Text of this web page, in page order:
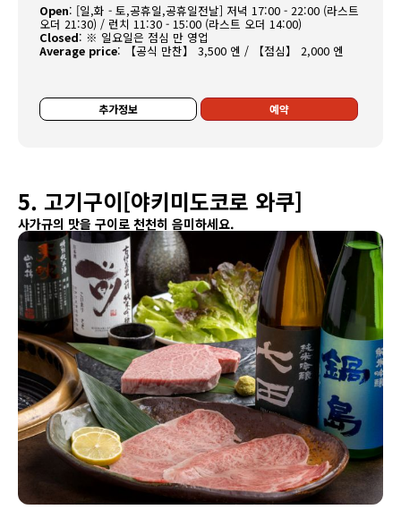
Open: [일,화 - 토,공휴일,공휴일전날] 저녁 17:00 - 22:00 (라스트
오더 21:30) / 런치 11:30 - 15:00 (라스트 오더 14:00)
Closed: ※ 일요일은 점심 만 영업
Average price: 【공식 만찬】 3,500 엔 / 【점심】 2,000 엔
추가정보 예약
5. 고기구이[야키미도코로 와쿠]
사가규의 맛을 구이로 천천히 음미하세요.